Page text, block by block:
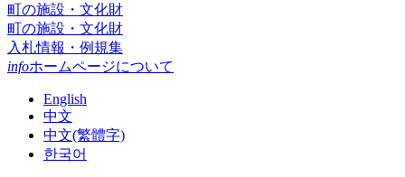
町の施設・文化財
町の施設・文化財
入札情報・例規集
infoホームページについて
English
中文
中文(繁體字)
한국어